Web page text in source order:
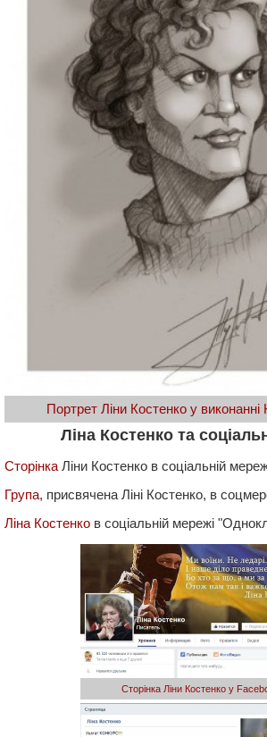
Портрет Ліни Костенко у
Ліна Костенко та
Сторінка Ліни Костенко в соціальній
Група, присвячена Ліні Костенко, в
Ліна Костенко в соціальній мережі
Сторінка Ліни Костенко у